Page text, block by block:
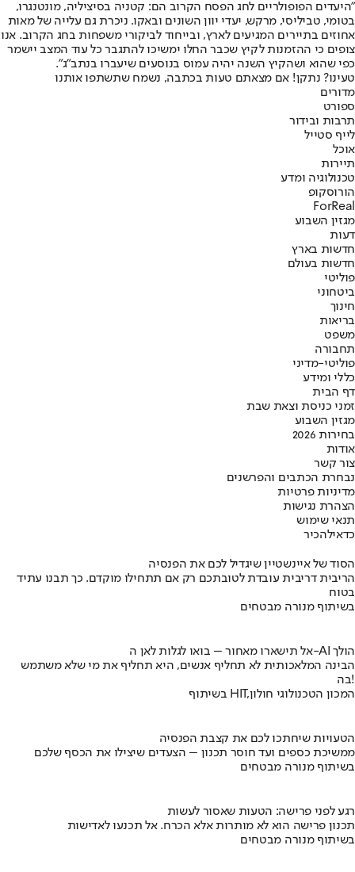
"היעדים הפופולריים לחג הפסח הקרוב הם: קטניה בסיציליה, מונטנגרו,
בטומי, טביליסי, מרקש, יעדי יוון השונים ובאקו. ניכרת גם עלייה של מאות
אחוזים בתיירים המגיעים לארץ, ובייחוד לביקורי משפחות בחג הקרוב. אנו
צופים כי ההזמנות לקיץ שכבר החלו ימשיכו להתגבר כל עוד המצב יישמר
כפי שהוא ושהקיץ השנה יהיה עמוס בנוסעים שיעברו בנתב"ג".
טעינו? נתקן! אם מצאתם טעות בכתבה, נשמח שתשתפו אותנו
מדורים
ספורט
תרבות ובידור
לייף סטייל
אוכל
תיירות
טכנולוגיה ומדע
הורוסקופ
ForReal
מגזין השבוע
דעות
חדשות בארץ
חדשות בעולם
פוליטי
ביטחוני
חינוך
בריאות
משפט
תחבורה
פוליטי-מדיני
כללי ומידע
דף הבית
זמני כניסת וצאת שבת
מגזין השבוע
בחירות 2026
אודות
צור קשר
נבחרת הכתבים והפרשנים
מדיניות פרטיות
הצהרת נגישות
תנאי שימוש
כדאילהכיר
הסוד של איינשטיין שיגדיל לכם את הפנסיה
הריבית דריבית עובדת לטובתכם רק אם תתחילו מוקדם. כך תבנו עתיד
בטוח
בשיתוף מנורה מבטחים
אל תישארו מאחור – בואו לגלות לאן ה-AI הולך
הבינה המלאכותית לא תחליף אנשים, היא תחליף את מי שלא משתמש
בה!
בשיתוף HIT,המכון הטכנולוגי חולון
הטעויות שיחתכו לכם את קצבת הפנסיה
ממשיכת כספים ועד חוסר תכנון – הצעדים שיצילו את הכסף שלכם
בשיתוף מנורה מבטחים
רגע לפני פרישה: הטעות שאסור לעשות
תכנון פרישה הוא לא מותרות אלא הכרח. אל תכנעו לאדישות
בשיתוף מנורה מבטחים